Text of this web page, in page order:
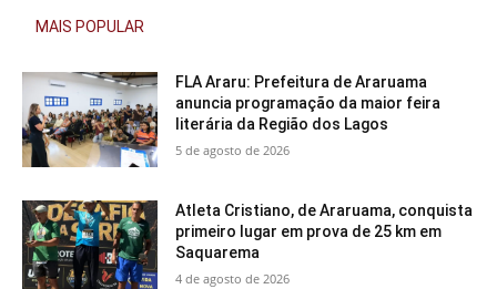
MAIS POPULAR
FLA Araru: Prefeitura de Araruama
anuncia programação da maior feira
literária da Região dos Lagos
5 de agosto de 2026
Atleta Cristiano, de Araruama, conquista
primeiro lugar em prova de 25 km em
Saquarema
4 de agosto de 2026